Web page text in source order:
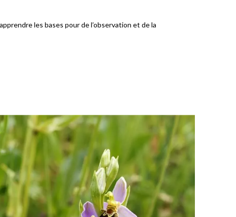
les bases pour de l’observation et de la